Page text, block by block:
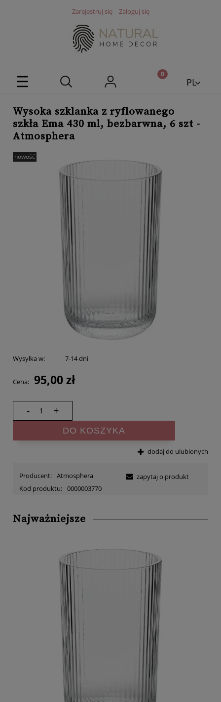
Zarejestruj się Zaloguj się
PL
Wysoka szklanka z ryflowanego
szkła Ema 430 ml, bezbarwna, 6 szt -
Atmosphera
nowość
Wysyłka w: 7-14 dni
Cena: 95,00 zł
- +
DO KOSZYKA
dodaj do ulubionych
Producent: Atmosphera
Kod produktu: 0000003770
zapytaj o produkt
Najważniejsze